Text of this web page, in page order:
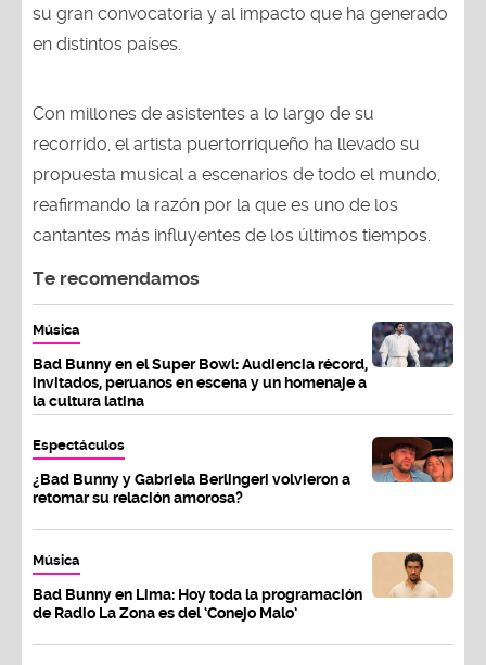
su gran convocatoria y al impacto que ha generado
en distintos países.
Con millones de asistentes a lo largo de su
recorrido, el artista puertorriqueño ha llevado su
propuesta musical a escenarios de todo el mundo,
reafirmando la razón por la que es uno de los
cantantes más influyentes de los últimos tiempos.
Te recomendamos
Música
Bad Bunny en el Super Bowl: Audiencia récord,
invitados, peruanos en escena y un homenaje a
la cultura latina
Espectáculos
¿Bad Bunny y Gabriela Berlingeri volvieron a
retomar su relación amorosa?
Música
Bad Bunny en Lima: Hoy toda la programación
de Radio La Zona es del ‘Conejo Malo’